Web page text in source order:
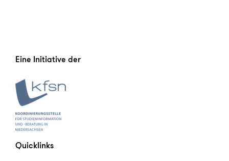
Eine Initiative der
Quicklinks